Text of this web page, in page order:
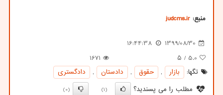
منبع: judcms.ir
1399/08/30
16:44:38
5.0 / ۵
1671
تگها:
بازار , حقوق , دادستان ,
دادگستری
مطلب را می پسندید؟
(1)
(0)